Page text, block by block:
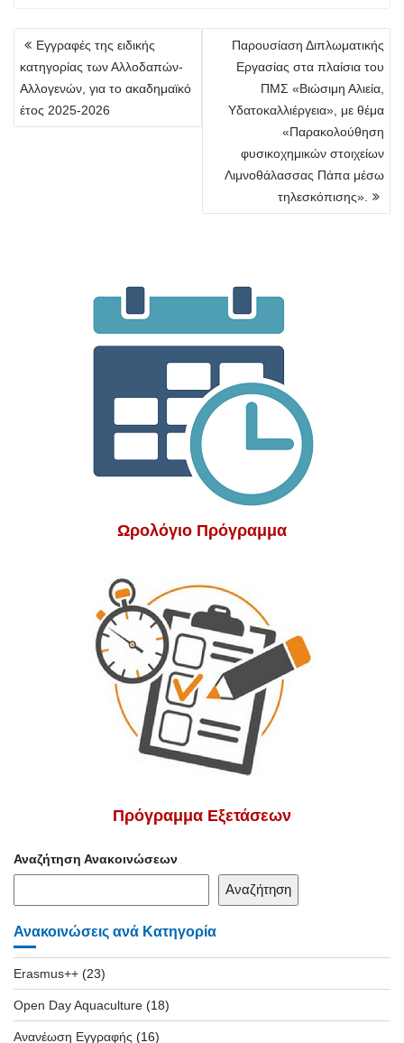
Πλοήγηση
άρθρων
Εγγραφές της ειδικής
κατηγορίας των Αλλοδαπών-
Αλλογενών, για το ακαδημαϊκό
έτος 2025-2026
Παρουσίαση Διπλωματικής
Εργασίας στα πλαίσια του
ΠΜΣ «Βιώσιμη Αλιεία,
Υδατοκαλλιέργεια», με θέμα
«Παρακολούθηση
φυσικοχημικών στοιχείων
Λιμνοθάλασσας Πάπα μέσω
τηλεσκόπισης».
Ωρολόγιο Πρόγραμμα
Πρόγραμμα Εξετάσεων
Αναζήτηση Ανακοινώσεων
Αναζήτηση
Ανακοινώσεις ανά Κατηγορία
Erasmus++ (23)
Open Day Aquaculture (18)
Ανανέωση Εγγραφής (16)